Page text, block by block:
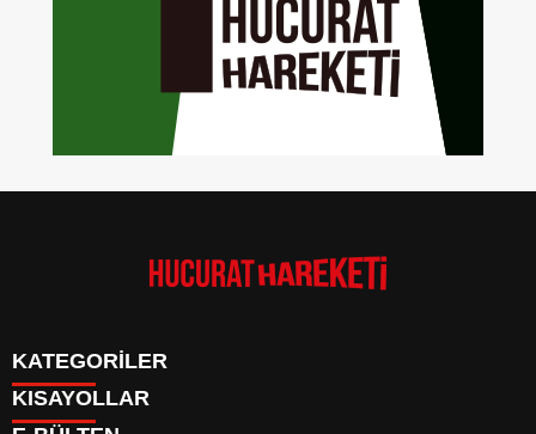
KATEGORİLER
Anasayfa
KISAYOLLAR